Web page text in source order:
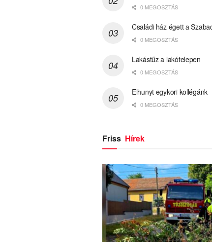
0 MEGOSZTÁS
Családi ház égett a
0 MEGOSZTÁS
Lakástűz a lakótelepen
0 MEGOSZTÁS
Elhunyt egykori kollégánk
0 MEGOSZTÁS
Friss Hírek